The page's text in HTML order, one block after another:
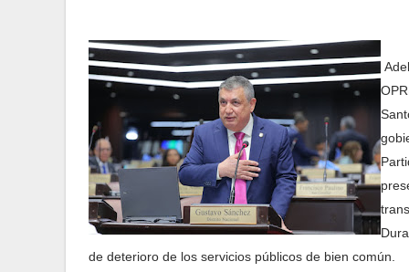
de deterioro de los servicios públicos de bien común.